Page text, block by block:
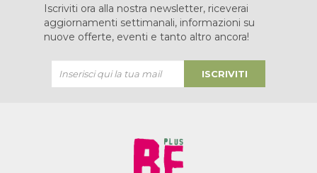
Iscriviti ora alla nostra newsletter, riceverai
aggiornamenti settimanali, informazioni su
nuove offerte, eventi e tanto altro ancora!
ISCRIVITI